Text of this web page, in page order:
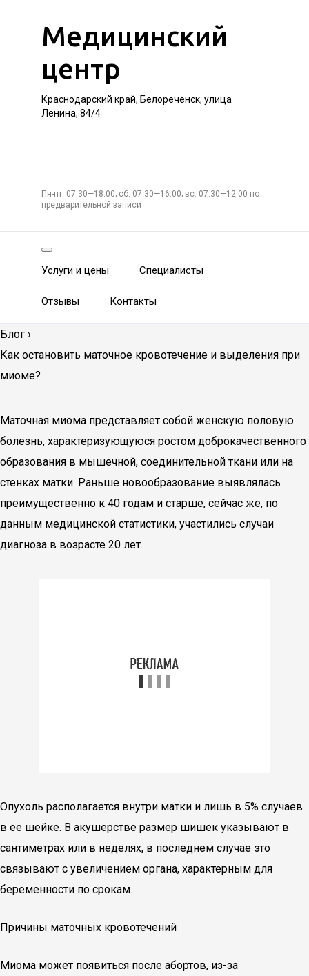
Медицинский
центр
Краснодарский край, Белореченск, улица
Ленина, 84/4
Пн-пт: 07:30—18:00; сб: 07:30—16:00; вс: 07:30—12:00 по
предварительной записи
Услуги и цены Специалисты
Отзывы Контакты
Блог ›
Как остановить маточное кровотечение и выделения при
миоме?
Маточная миома представляет собой женскую половую
болезнь, характеризующуюся ростом доброкачественного
образования в мышечной, соединительной ткани или на
стенках матки. Раньше новообразование выявлялась
преимущественно к 40 годам и старше, сейчас же, по
данным медицинской статистики, участились случаи
диагноза в возрасте 20 лет.
Опухоль располагается внутри матки и лишь в 5% случаев
в ее шейке. В акушерстве размер шишек указывают в
сантиметрах или в неделях, в последнем случае это
связывают с увеличением органа, характерным для
беременности по срокам.
Причины маточных кровотечений
Миома может появиться после абортов, из-за